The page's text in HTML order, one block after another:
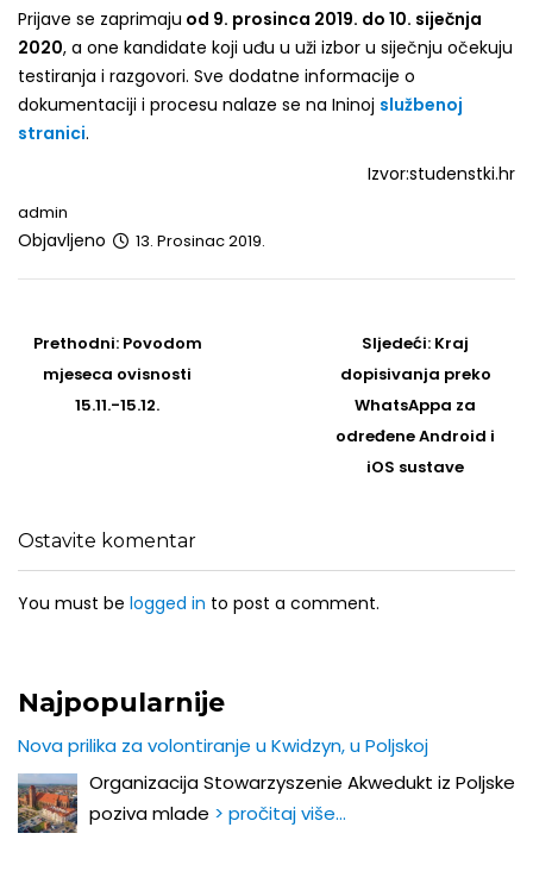
Prijave se zaprimaju od 9. prosinca 2019. do 10. siječnja
2020, a one kandidate koji uđu u uži izbor u siječnju očekuju
testiranja i razgovori. Sve dodatne informacije o
dokumentaciji i procesu nalaze se na Ininoj službenoj
stranici.
Izvor:studenstki.hr
admin
Objavljeno 13. Prosinac 2019.
navigation
Prethodni: Prethodni
post
Povodom
mjeseca ovisnosti
15.11.-15.12.
Sljedeći: Sljedeći
Post
Kraj
dopisivanja preko
WhatsAppa za
određene Android i
iOS sustave
Ostavite komentar
You must be logged in to post a comment.
Najpopularnije
Nova prilika za volontiranje u Kwidzyn, u Poljskoj
Organizacija Stowarzyszenie Akwedukt iz Poljske
poziva mlade > pročitaj više…